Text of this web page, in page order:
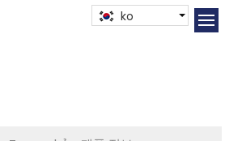
ko